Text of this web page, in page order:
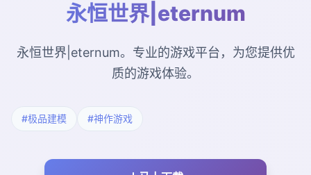
永恒世界|eternum
永恒世界|eternum。专业的游戏平台，为您提供优
质的游戏体验。
#极品建模 #神作游戏